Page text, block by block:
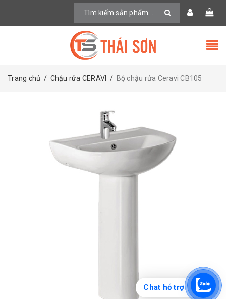
Trang chủ / Chậu rửa CERAVI / Bộ chậu rửa Ceravi CB105
Chat hỗ trợ